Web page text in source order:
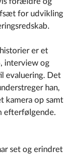
for udvikling
er et
interview og
evaluering. Det
han,
kamera op samt
efterfølgende.
set og erindret